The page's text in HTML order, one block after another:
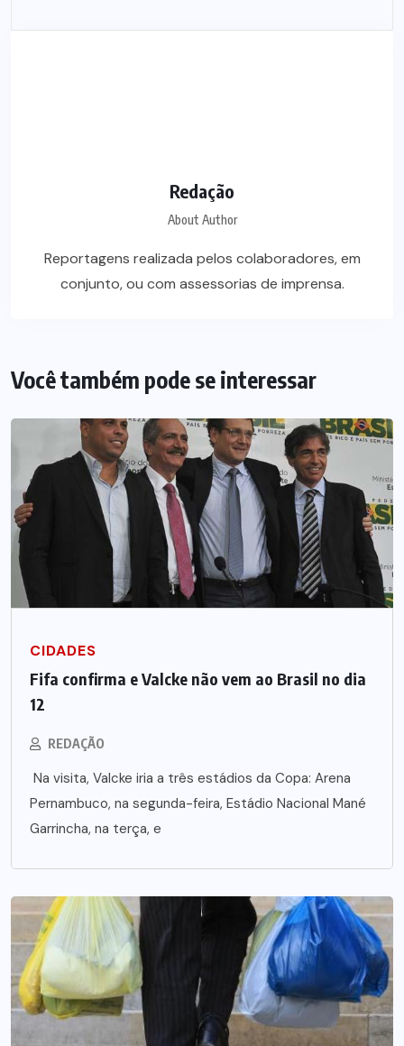
Redação
About Author
Reportagens realizada pelos colaboradores, em
conjunto, ou com assessorias de imprensa.
Você também pode se interessar
CIDADES
Fifa confirma e Valcke não vem ao Brasil no dia
12
REDAÇÃO
Na visita, Valcke iria a três estádios da Copa: Arena
Pernambuco, na segunda-feira, Estádio Nacional Mané
Garrincha, na terça, e